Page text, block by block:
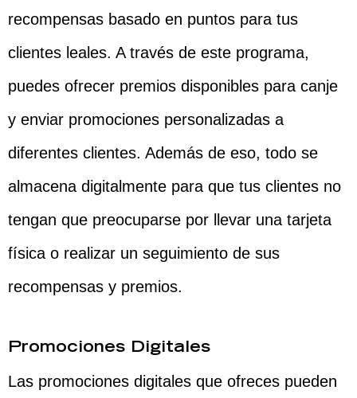
recompensas basado en puntos para tus
clientes leales. A través de este programa,
puedes ofrecer premios disponibles para canje
y enviar promociones personalizadas a
diferentes clientes. Además de eso, todo se
almacena digitalmente para que tus clientes no
tengan que preocuparse por llevar una tarjeta
física o realizar un seguimiento de sus
recompensas y premios.
Promociones Digitales
Las promociones digitales que ofreces pueden